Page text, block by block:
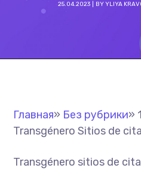
25.04.2023 BYYLIYA
Главная» Без рубрики»
Transgénero Sitios de
Transgénero sitios de